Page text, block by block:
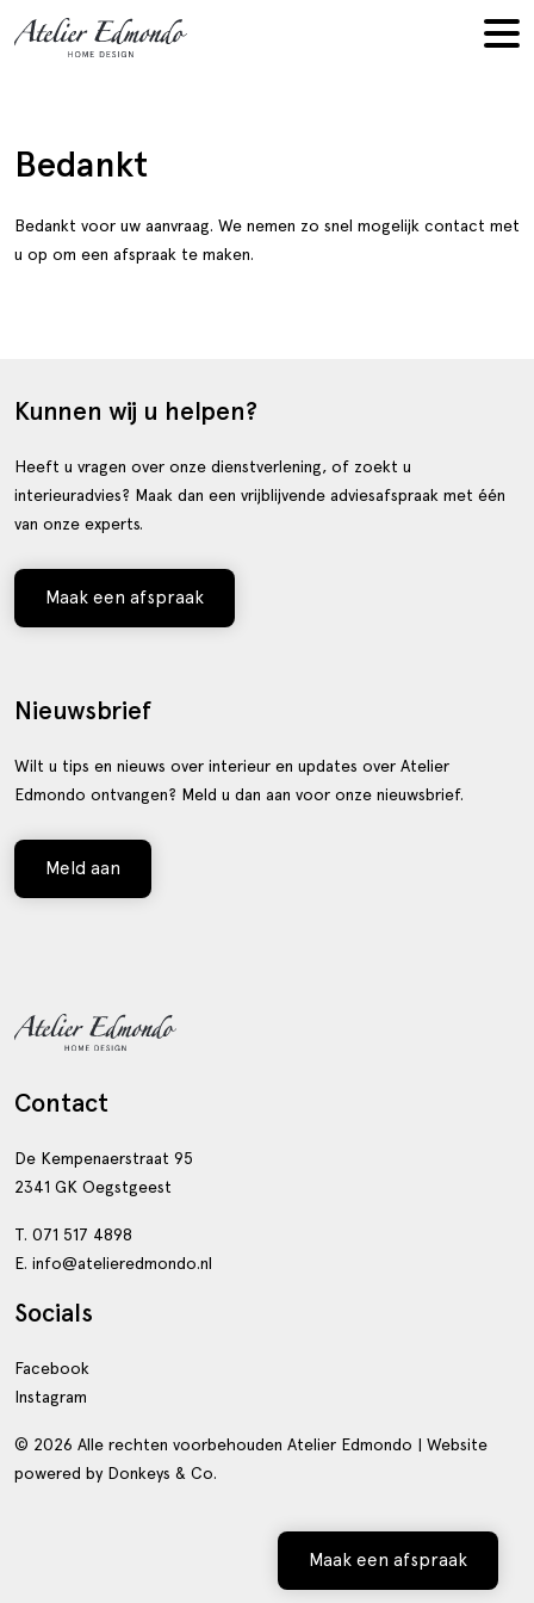
Bedankt
Bedankt voor uw aanvraag. We nemen zo snel mogelijk contact met
u op om een afspraak te maken.
Kunnen wij u helpen?
Heeft u vragen over onze dienstverlening, of zoekt u
interieuradvies? Maak dan een vrijblijvende adviesafspraak met één
van onze experts.
Maak een afspraak
Nieuwsbrief
Wilt u tips en nieuws over interieur en updates over Atelier
Edmondo ontvangen? Meld u dan aan voor onze nieuwsbrief.
Meld aan
Contact
De Kempenaerstraat 95
2341 GK Oegstgeest
T. 071 517 4898
E. info@atelieredmondo.nl
Socials
Facebook
Instagram
© 2026 Alle rechten voorbehouden Atelier Edmondo | Website
powered by Donkeys & Co.
Maak een afspraak